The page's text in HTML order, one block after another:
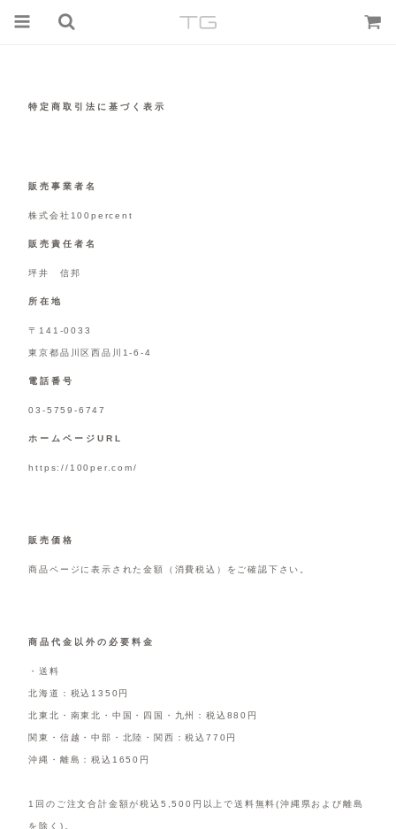
特定商取引法に基づく表示
販売事業者名
株式会社100percent
販売責任者名
坪井 信邦
所在地
〒141-0033
東京都品川区西品川1-6-4
電話番号
03-5759-6747
ホームページURL
https://100per.com/
販売価格
商品ページに表示された金額（消費税込）をご確認下さい。
商品代金以外の必要料金
・送料
北海道：税込1350円
北東北・南東北・中国・四国・九州：税込880円
関東・信越・中部・北陸・関西：税込770円
沖縄・離島：税込1650円
1回のご注文合計金額が税込5,500円以上で送料無料(沖縄県および離島
を除く)。